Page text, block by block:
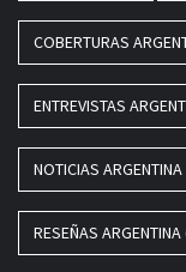
COBERTURAS
ENTREVISTAS
NOTICIAS ARGENTINA
RESEÑAS ARGENTINA